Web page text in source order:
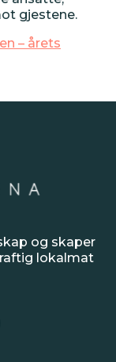
gjestene.
– årets
2024
og skaper
lokalmat